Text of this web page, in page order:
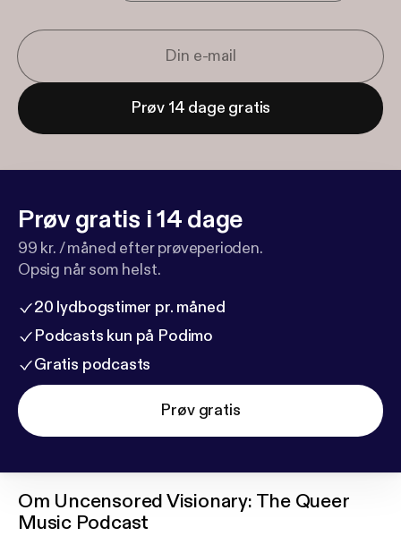
Prøv 14 dage gratis
Prøv gratis i 14 dage
99 kr. / måned efter prøveperioden.
Opsig når som helst.
20 lydbogstimer pr. måned
Podcasts kun på Podimo
Gratis podcasts
Prøv gratis
Om Uncensored Visionary: The Queer
Music Podcast